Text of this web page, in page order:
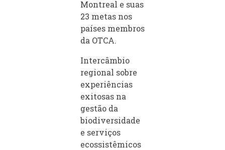
Montreal e suas
23 metas nos
países membros
da OTCA.
Intercâmbio
regional sobre
experiências
exitosas na
gestão da
biodiversidade
e serviços
ecossistêmicos